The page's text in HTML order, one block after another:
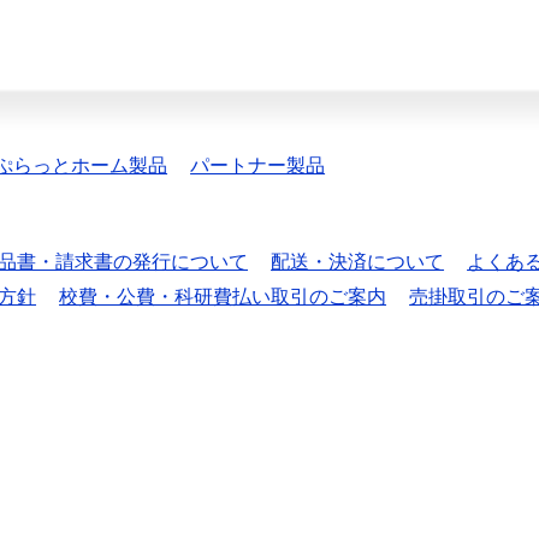
らっとホーム製品 パートナー製品
書・請求書の発行について 配送・決済について
よくあ
針
校費・公費・科研費払い取引のご案内 売掛取引のご